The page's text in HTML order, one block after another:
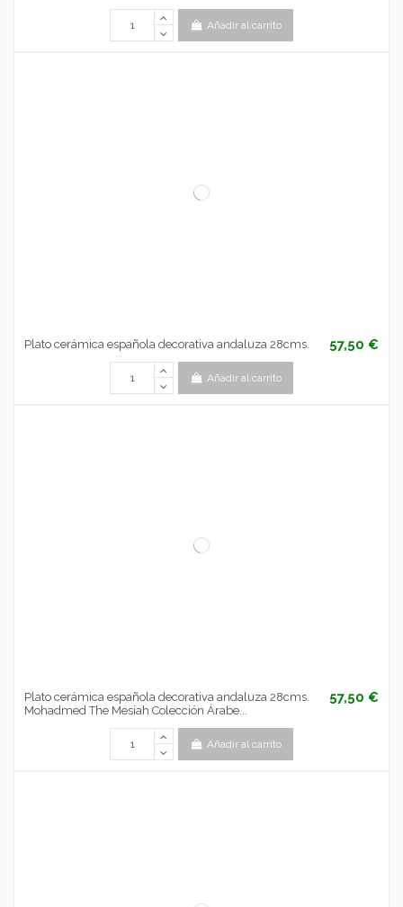
Añadir al carrito
Plato cerámica española decorativa andaluza 28cms. 57,50 €
Añadir al carrito
Plato cerámica española decorativa andaluza 28cms.
Mohadmed The Mesiah Colección Árabe...
57,50 €
Añadir al carrito